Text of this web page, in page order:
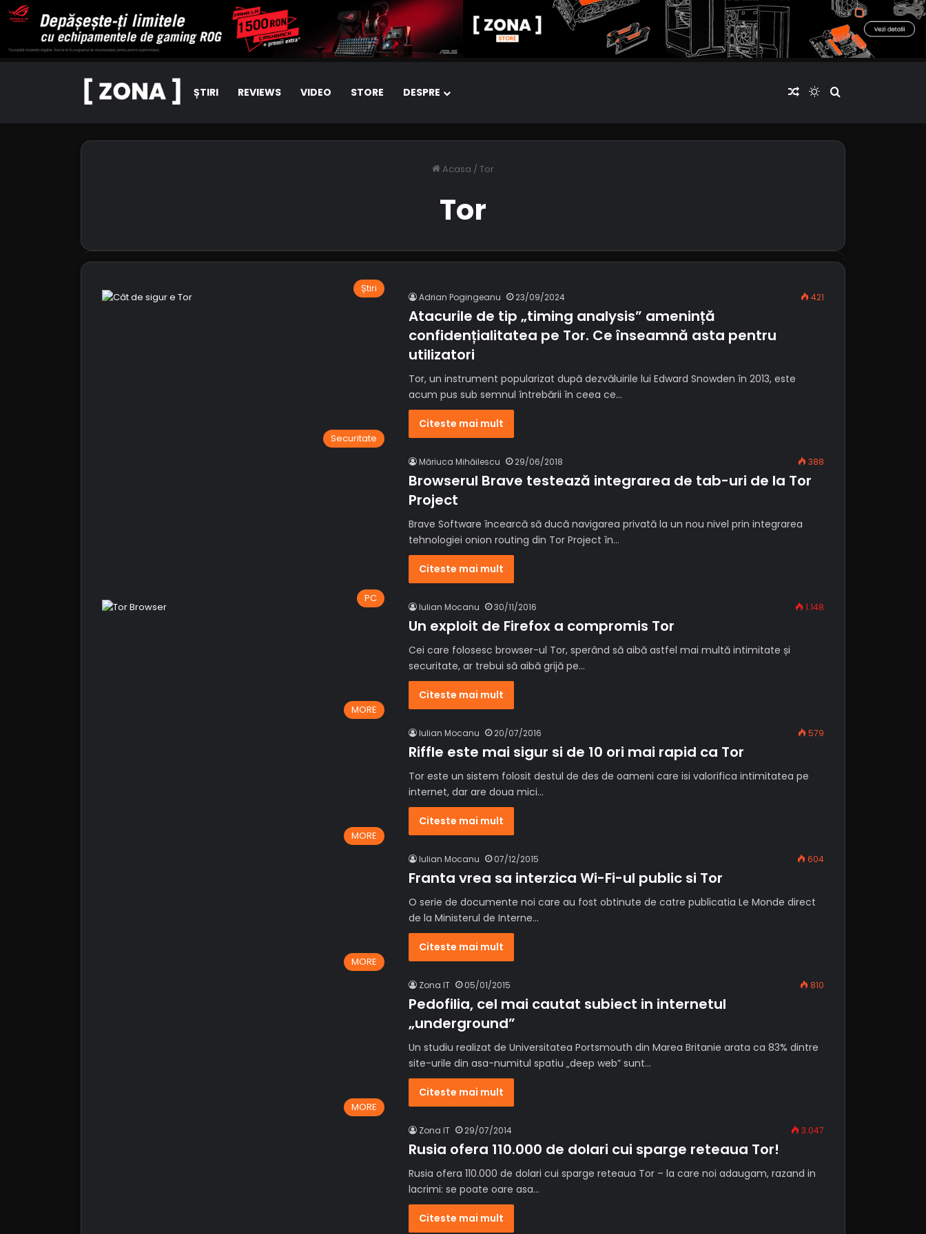
ȘTIRI REVIEWS VIDEO STORE DESPRE Articol aleatoriu
Switch skin
Cauta articole
Acasa / Tor
Tor
Știri
Adrian Pogingeanu 23/09/2024 421
Atacurile de tip „timing analysis” amenință
confidențialitatea pe Tor. Ce înseamnă asta pentru
utilizatori
Tor, un instrument popularizat după dezvăluirile lui Edward Snowden în 2013, este
acum pus sub semnul întrebării în ceea ce…
Citeste mai mult
Securitate
Măriuca Mihăilescu 29/06/2018 388
Browserul Brave testează integrarea de tab-uri de la Tor
Project
Brave Software încearcă să ducă navigarea privată la un nou nivel prin integrarea
tehnologiei onion routing din Tor Project în…
Citeste mai mult
PC
Iulian Mocanu 30/11/2016 1.148
Un exploit de Firefox a compromis Tor
Cei care folosesc browser-ul Tor, sperând să aibă astfel mai multă intimitate și
securitate, ar trebui să aibă grijă pe…
Citeste mai mult
MORE
Iulian Mocanu 20/07/2016 579
Riffle este mai sigur si de 10 ori mai rapid ca Tor
Tor este un sistem folosit destul de des de oameni care isi valorifica intimitatea pe
internet, dar are doua mici…
Citeste mai mult
MORE
Iulian Mocanu 07/12/2015 604
Franta vrea sa interzica Wi-Fi-ul public si Tor
O serie de documente noi care au fost obtinute de catre publicatia Le Monde direct
de la Ministerul de Interne…
Citeste mai mult
MORE
Zona IT 05/01/2015 810
Pedofilia, cel mai cautat subiect in internetul
„underground”
Un studiu realizat de Universitatea Portsmouth din Marea Britanie arata ca 83% dintre
site-urile din asa-numitul spatiu „deep web” sunt…
Citeste mai mult
MORE
Zona IT 29/07/2014 3.047
Rusia ofera 110.000 de dolari cui sparge reteaua Tor!
Rusia ofera 110.000 de dolari cui sparge reteaua Tor – la care noi adaugam, razand in
lacrimi: se poate oare asa…
Citeste mai mult